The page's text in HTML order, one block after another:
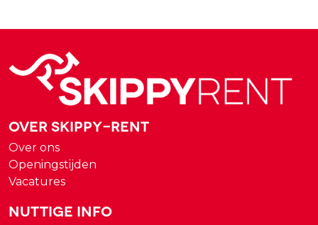
Over Skippy-rent
Over ons
Openingstijden
Vacatures
Nuttige Info